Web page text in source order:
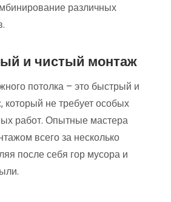
различных
и чистый монтаж
потолка – это быстрый и
который не требует особых
работ. Опытные мастера
всего за несколько
после себя гор мусора и